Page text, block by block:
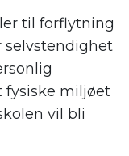
til forflytning
selvstendighet
fysiske miljøet
vil bli